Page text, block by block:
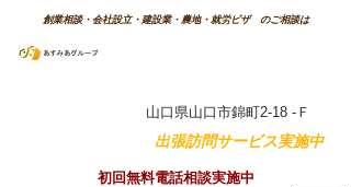
創業相談・会社設立・建設業・農地・就労ビザ のご相談は
山口県山口市錦町2-18 -Ｆ
出張訪問サービス実施中！
初回無料電話相談実施中